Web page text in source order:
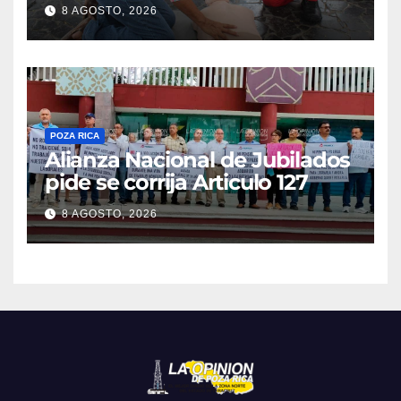
8 AGOSTO, 2026
POZA RICA
Alianza Nacional de Jubilados
pide se corrija Articulo 127
8 AGOSTO, 2026